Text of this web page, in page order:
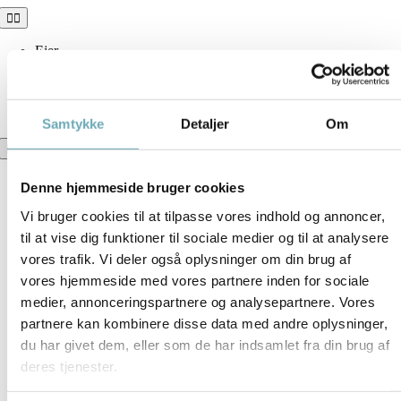
Samtykke Detaljer Om
Denne hjemmeside bruger cookies
Vi bruger cookies til at tilpasse vores indhold og annoncer,
til at vise dig funktioner til sociale medier og til at analysere
vores trafik. Vi deler også oplysninger om din brug af
vores hjemmeside med vores partnere inden for sociale
medier, annonceringspartnere og analysepartnere. Vores
partnere kan kombinere disse data med andre oplysninger,
du har givet dem, eller som de har indsamlet fra din brug af
deres tjenester.
Skip
to
content
Toggle
Navigation
Ejer
Skriv dig på interesseliste
Toggle
Navigation
Tovværket
Boligoversigt
Information
Brochure
Dokumenter
Download plantegning